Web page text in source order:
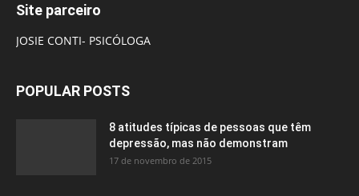
Site parceiro
JOSIE CONTI- PSICÓLOGA
POPULAR POSTS
8 atitudes típicas de pessoas que têm
depressão, mas não demonstram
17 de novembro de 2015